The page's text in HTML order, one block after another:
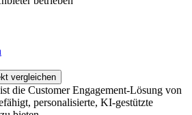
vergleichen
die Customer Engagement-Lösung von
personalisierte, KI-gestützte